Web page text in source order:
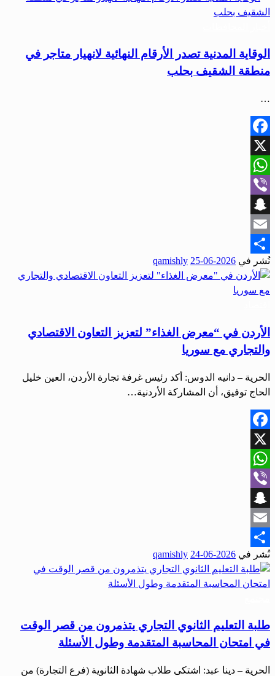
الوقاية المدنية تصدر الأرقام النهائية لانهيار متاجر في
منطقة الشقيف بحلب
…
Facebook
X
WhatsApp
Viber
Snapchat
Email
Share
نُشر في 2026-06-25
qamishly
الأردن في “معرض الغذاء” لتعزيز التعاون الاقتصادي
والتجاري مع سوريا
الحرية – دانيه الدوس: أكد رئيس غرفة تجارة الأردن، العين خليل
الحاج توفيق، أن المشاركة الأردنية…
Facebook
X
WhatsApp
Viber
Snapchat
Email
Share
نُشر في 2026-06-24
qamishly
طلبة التعليم الثانوي التجاري يتذمرون من قصر الوقت
في امتحان المحاسبة المتقدمة وطول الأسئلة
الحرية – دينا عبد: اشتكى طلاب شهادة الثانوية (فرع التجارة) من